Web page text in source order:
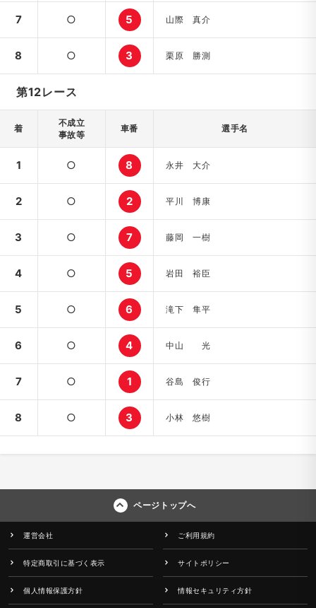
7 ○ 5 山際 真介
8 ○ 3 栗原 勝測
第12レース
着
不成立
事故等
車番 選手名
1 ○ 8 永井 大介
2 ○ 2 平川 博康
3 ○ 7 藤岡 一樹
4 ○ 5 岩田 裕臣
5 ○ 6 滝下 隼平
6 ○ 4 中山 光
7 ○ 1 谷島 俊行
8 ○ 3 小林 悠樹
ページトップへ
運営会社 ご利用規約
特定商取引に基づく表示 サイトポリシー
個人情報保護方針 情報セキュリティ方針